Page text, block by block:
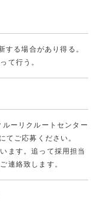
る場合があり得る。
て行う。
ーリクルートセンター
ご応募ください。
ます。追って採用担当
連絡致します。